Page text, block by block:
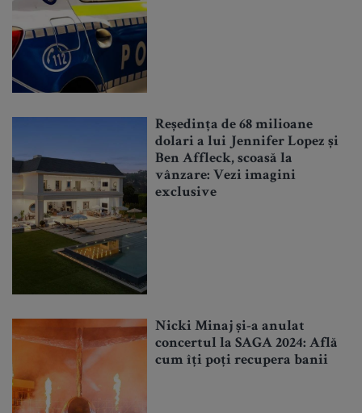
Reședința de 68 milioane
dolari a lui Jennifer Lopez și
Ben Affleck, scoasă la
vânzare: Vezi imagini
exclusive
Nicki Minaj și-a anulat
concertul la SAGA 2024: Află
cum îți poți recupera banii